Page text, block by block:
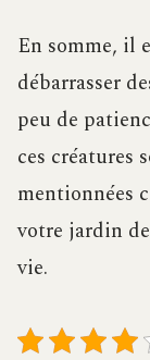
En somme, il
débarrasser
peu de
ces créatures
mentionnées
votre jardin
vie.